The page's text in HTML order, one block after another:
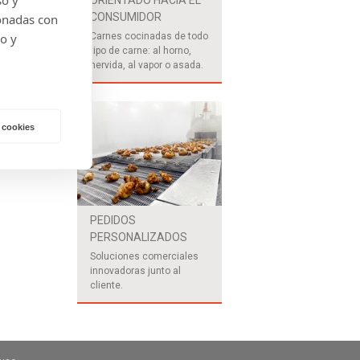
CONSUMIDOR
Carnes cocinadas de todo
tipo de carne: al horno,
hervida, al vapor o asada.
PEDIDOS
PERSONALIZADOS
Soluciones comerciales
innovadoras junto al
cliente.
con
y